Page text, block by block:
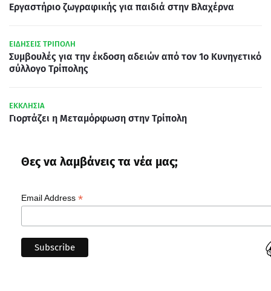
Εργαστήριο ζωγραφικής για παιδιά στην Βλαχέρνα
ΕΙΔΗΣΕΙΣ ΤΡΙΠΟΛΗ
Συμβουλές για την έκδοση αδειών από τον 1ο Κυνηγετικό
σύλλογο Τρίπολης
ΕΚΚΛΗΣΙΑ
Γιορτάζει η Μεταμόρφωση στην Τρίπολη
Θες να λαμβάνεις τα νέα μας;
Email Address *